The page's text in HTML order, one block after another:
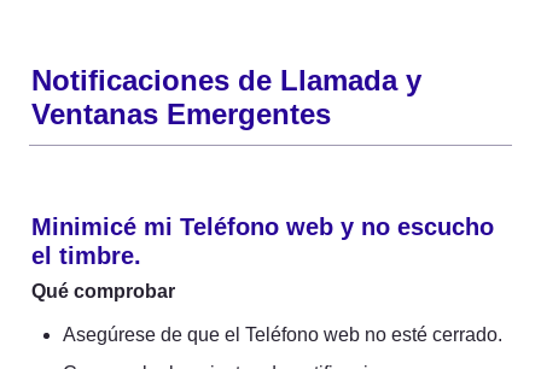
Notificaciones de Llamada y
Ventanas Emergentes
Minimicé mi Teléfono web y no escucho
el timbre.
Qué comprobar
Asegúrese de que el Teléfono web no esté cerrado.